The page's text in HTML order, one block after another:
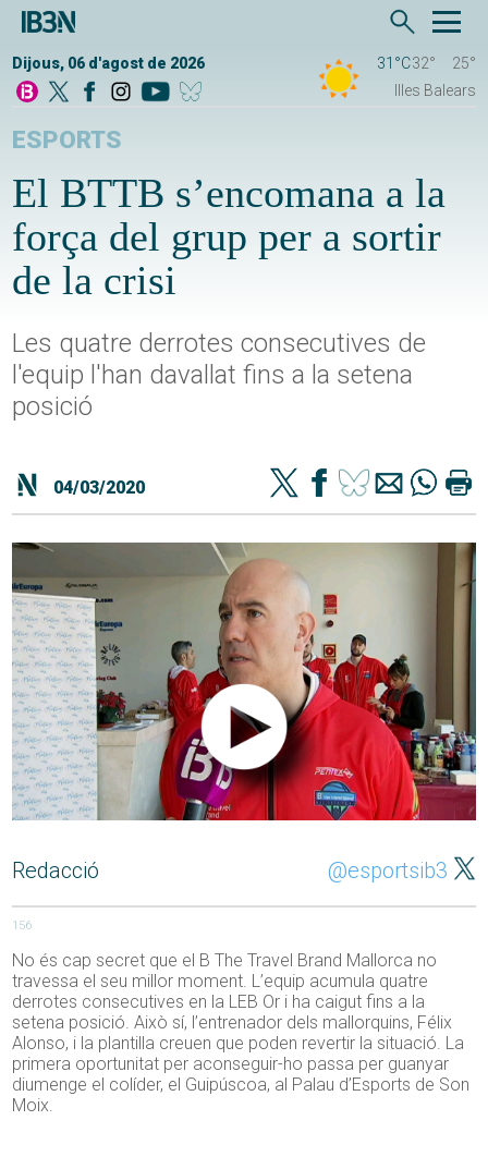
Dijous, 06 d'agost de 2026 31°C32°
25°
Illes Balears
ESPORTS
El BTTB s’encomana a la
força del grup per a sortir
de la crisi
Les quatre derrotes consecutives de
l'equip l'han davallat fins a la setena
posició
04/03/2020
Redacció @esportsib3
156
No és cap secret que el B The Travel Brand Mallorca no
travessa el seu millor moment. L’equip acumula quatre
derrotes consecutives en la LEB Or i ha caigut fins a la
setena posició. Això sí, l’entrenador dels mallorquins, Félix
Alonso, i la plantilla creuen que poden revertir la situació. La
primera oportunitat per aconseguir-ho passa per guanyar
diumenge el colíder, el Guipúscoa, al Palau d’Esports de Son
Moix.